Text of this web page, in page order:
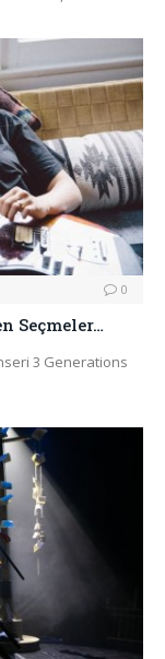
0
Seçmeler…
3 Generations